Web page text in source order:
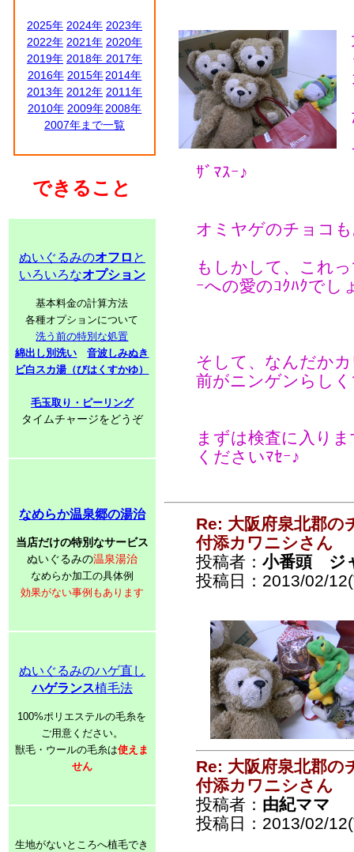
2025年 2024年 2023年
2022年 2021年 2020年
2019年 2018年 2017年
2016年 2015年 2014年
2013年 2012年 2011年
2010年 2009年 2008年
2007年まで一覧
できること
ぬいぐるみのオフロ と
いろいろなオプション
基本料金の計算方法
各種オプションについて
洗う前の特別な処置
綿出し別洗い
音波しみぬき
ビ白スカ湯（びはくすかゆ）
毛玉取り・ピーリング
タイムチャージをどうぞ
なめらか温泉郷の湯治
当店だけの特別なサービス
ぬいぐるみの温泉湯治
なめらか加工の具体例
効果がない事例もあります
ぬいぐるみのハゲ直し
ハゲランス植毛法
100%ポリエステルの毛糸を
ご用意ください。
獣毛・ウールの毛糸は使えま
せん
生地がないところへ植毛でき
ｻﾞﾏｽｰ♪
オミヤゲのチョコ
もしかして、これ
ｰへの愛のｺｸﾊｸでし
そして、なんだか
前がニンゲンらし
まずは検査に入り
くださいﾏｾｰ♪
Re: 大阪府泉北郡の
付添カワニシさん
投稿者： 小番頭 ジ
投稿日：2013/02/
Re: 大阪府泉北郡の
付添カワニシさん
投稿者： 由紀ママ
投稿日：2013/02/